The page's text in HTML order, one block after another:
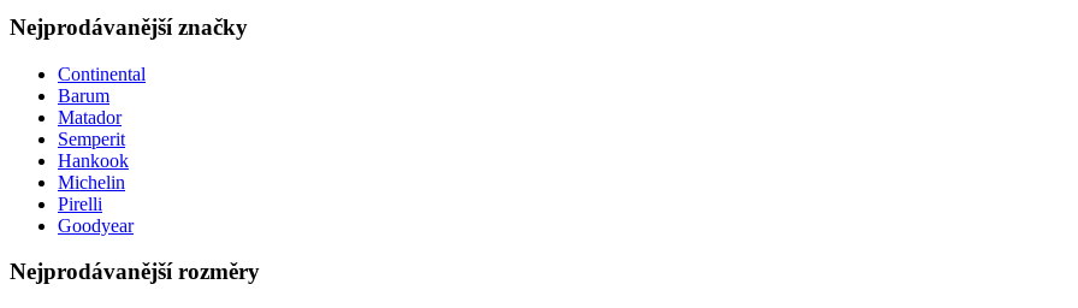
Nejprodávanější značky
Continental
Barum
Matador
Semperit
Hankook
Michelin
Pirelli
Goodyear
Nejprodávanější rozměry